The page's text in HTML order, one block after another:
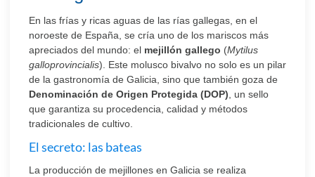
En las frías y ricas aguas de las rías gallegas, en el
noroeste de España, se cría uno de los mariscos más
apreciados del mundo: el mejillón gallego (Mytilus
galloprovincialis). Este molusco bivalvo no solo es un pilar
de la gastronomía de Galicia, sino que también goza de
Denominación de Origen Protegida (DOP) , un sello
que garantiza su procedencia, calidad y métodos
tradicionales de cultivo.
El secreto: las bateas
La producción de mejillones en Galicia se realiza